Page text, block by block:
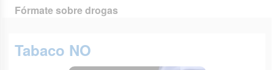
Fórmate sobre drogas
Tabaco NO